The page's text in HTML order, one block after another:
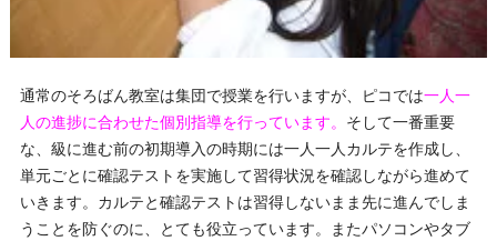
通常のそろばん教室は集団で授業を行いますが、ピコでは一人一
人の進捗に合わせた個別指導を行っています。 そして一番重要
な、級に進む前の初期導入の時期には一人一人カルテを作成し、
単元ごとに確認テストを実施して習得状況を確認しながら進めて
いきます。カルテと確認テストは習得しないまま先に進んでしま
うことを防ぐのに、とても役立っています。またパソコンやタブ